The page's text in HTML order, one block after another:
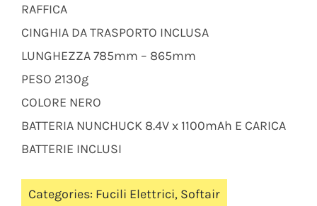
RAFFICA
CINGHIA DA TRASPORTO INCLUSA
LUNGHEZZA 785mm – 865mm
PESO 2130g
COLORE NERO
BATTERIA NUNCHUCK 8.4V x 1100mAh E CARICA
BATTERIE INCLUSI
Categories: Fucili Elettrici, Softair